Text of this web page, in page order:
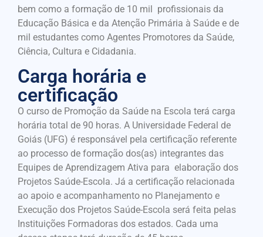
bem como a formação de 10 mil profissionais da
Educação Básica e da Atenção Primária à Saúde e de
mil estudantes como Agentes Promotores da Saúde,
Ciência, Cultura e Cidadania.
Carga horária e
certificação
O curso de Promoção da Saúde na Escola terá carga
horária total de 90 horas. A Universidade Federal de
Goiás (UFG) é responsável pela certificação referente
ao processo de formação dos(as) integrantes das
Equipes de Aprendizagem Ativa para elaboração dos
Projetos Saúde-Escola. Já a certificação relacionada
ao apoio e acompanhamento no Planejamento e
Execução dos Projetos Saúde-Escola será feita pelas
Instituições Formadoras dos estados. Cada uma